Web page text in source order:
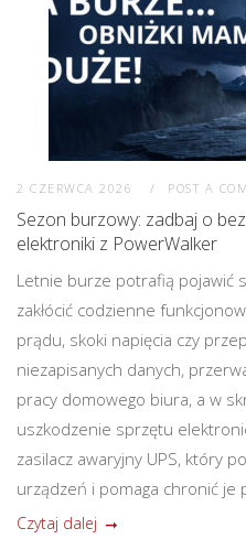
2 CZERWCA 2026 POST A
Sezon burzowy: zadbaj o
elektroniki z PowerWalker
Letnie burze potrafią pojawić
zakłócić codzienne
prądu, skoki napięcia czy
niezapisanych danych,
pracy domowego biura, a w
uszkodzenie sprzętu
zasilacz awaryjny UPS, który
urządzeń i pomaga chronić je
Czytaj dalej